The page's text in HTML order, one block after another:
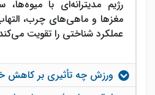
رژیم مدیترانه‌ای با
مغزها و ماهی‌های چرب،
عملکرد شناختی را تقویت
ورزش چه تأثیری بر کاهش